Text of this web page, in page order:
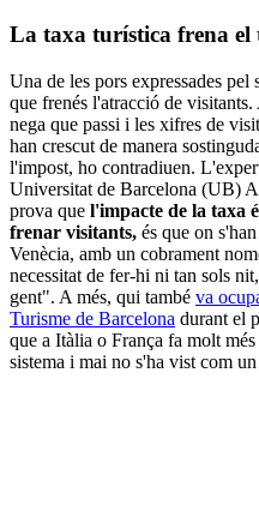
La taxa turística frena el
Una de les pors expressades
que frenés l'atracció de
nega que passi i les xifres de
han crescut de manera
l'impost, ho contradiuen.
Universitat de Barcelona (UB)
prova que l'impacte de la taxa
frenar visitants, és que on
Venècia, amb un cobrament
necessitat de fer-hi ni tan sols
gent". A més, qui també va
Turisme de Barcelona durant el
que a Itàlia o França fa molt
sistema i mai no s'ha vist com